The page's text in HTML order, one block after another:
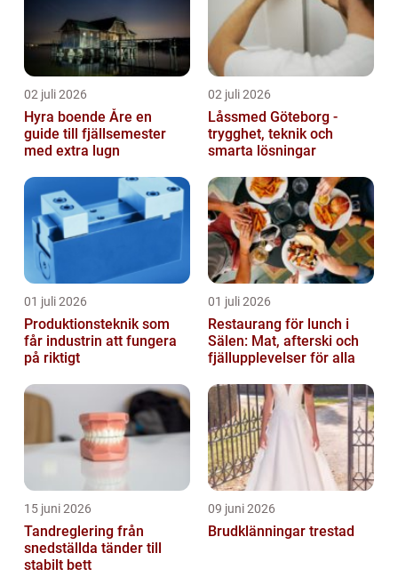
02 juli 2026
Hyra boende Åre en
guide till fjällsemester
med extra lugn
02 juli 2026
Låssmed Göteborg -
trygghet, teknik och
smarta lösningar
01 juli 2026
Produktionsteknik som
får industrin att fungera
på riktigt
01 juli 2026
Restaurang för lunch i
Sälen: Mat, afterski och
fjällupplevelser för alla
15 juni 2026
Tandreglering från
snedställda tänder till
stabilt bett
09 juni 2026
Brudklänningar trestad